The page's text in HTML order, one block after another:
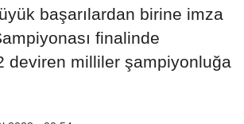
başarılardan birine imza
finalinde
deviren milliler şampiyonluğa